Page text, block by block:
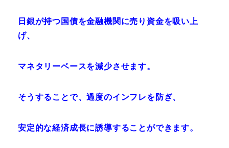
日銀が持つ国債を金融機関に売り資金を吸い上
げ、
マネタリーベースを減少させます。
そうすることで、過度のインフレを防ぎ、
安定的な経済成長に誘導することができます。